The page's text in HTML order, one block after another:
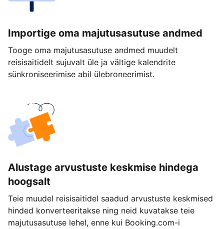
Importige oma majutusasutuse andmed
Tooge oma majutusasutuse andmed muudelt
reisisaitidelt sujuvalt üle ja vältige kalendrite
sünkroniseerimise abil ülebroneerimist.
Alustage arvustuste keskmise hindega
hoogsalt
Teie muudel reisisaitidel saadud arvustuste keskmised
hinded konverteeritakse ning neid kuvatakse teie
majutusasutuse lehel, enne kui Booking.com-i